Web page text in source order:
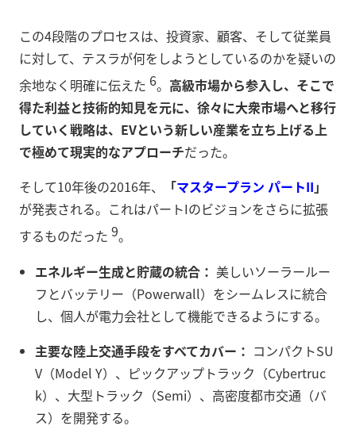
この4段階のプロセスは、投資家、顧客、そして従業員
に対して、テスラが何をしようとしているのかを疑いの
余地なく明確に伝えた 6。 高級市場から参入し、そこで
得た利益と技術的知見を元に、徐々に大衆市場へと移行
していく戦略は、EVという新しい産業を立ち上げる上
で極めて現実的なアプローチだった。
そして10年後の2016年、
「マスタープラン パートII」
が発表される。これはパートIのビジョンをさらに拡張
するものだった 9。
エネルギー生成と貯蔵の統合： 美しいソーラールー
フとバッテリー（Powerwall）をシームレスに統合
し、個人が電力会社として機能できるようにする。
主要な陸上交通手段をすべてカバー： コンパクトSU
V（Model Y）、ピックアップトラック（Cybertruc
k）、大型トラック（Semi）、高密度都市交通（バ
ス）を開発する。